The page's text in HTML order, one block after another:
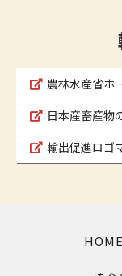
農林水産省ホ
日本産畜産物
輸出促進ロゴ
HOME